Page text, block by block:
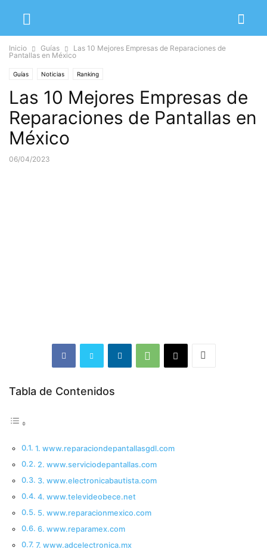
Inicio Guías
Las 10 Mejores Empresas de Reparaciones de
Pantallas en México
Guías Noticias Ranking
Las 10 Mejores Empresas de
Reparaciones de Pantallas en
México
06/04/2023
Tabla de Contenidos
1. www.reparaciondepantallasgdl.com
2. www.serviciodepantallas.com
3. www.electronicabautista.com
4. www.televideobece.net
5. www.reparacionmexico.com
6. www.reparamex.com
7. www.adcelectronica.mx